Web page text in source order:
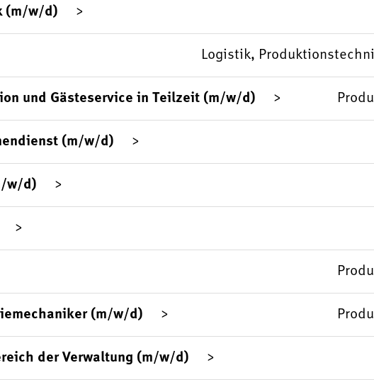
(m/w/d)
Logistik,
und Gästeservice in Teilzeit (m/w/d)
(m/w/d)
w/d)
(m/w/d)
der Verwaltung (m/w/d)